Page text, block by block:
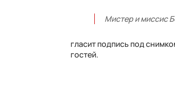
Мистер и миссис
гласит подпись под
гостей.